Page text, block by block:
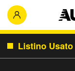
Listino Usato